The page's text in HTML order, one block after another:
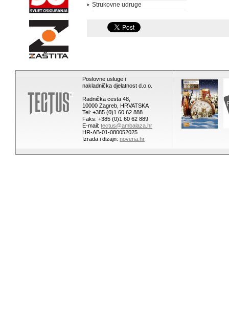
Strukovne udruge
Poslovne usluge i
nakladnička djelatnost d.o.o.
Radnička cesta 48,
10000 Zagreb, HRVATSKA
Tel: +385 (0)1 60 62 888
Faks: +385 (0)1 60 62 889
E-mail: tectus@ambalaza.hr
HR-AB-01-080052025
Izrada i dizajn: novena.hr